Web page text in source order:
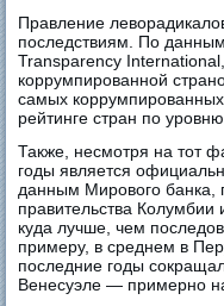
Правление
последствиям. По
Transparency
коррумпированной
самых
рейтинге стран по
Также, несмотря на тот
годы является
данным Мирового банка,
правительства
куда лучше, чем
примеру, в среднем в
последние годы
Венесуэле — примерно